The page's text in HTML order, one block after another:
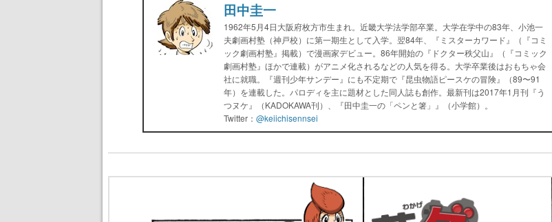
田中圭一
1962年5月4日大阪府枚方市生まれ。近畿大学法学部卒業。大学在学中の83年、小池一
夫劇画村塾（神戸校）に第一期生として入学。翌84年、『ミスターカワード』（『コミ
ック劇画村塾』掲載）で漫画家デビュー。86年開始の『ドクター秩父山』（『コミック
劇画村塾』ほかで連載）がアニメ化されるなどの人気を得る。大学卒業後はおもちゃ会
社に就職。『週刊少年サンデー』にも不定期で『昆虫物語ピースケの冒険』（89〜91
年）を連載した。パロディを主に題材とした同人誌も創作。最新刊は2017年1月刊『う
つヌケ』（KADOKAWA刊）、『田中圭一の「ペンと箸」』（小学館）。
Twitter： @keiichisennsei